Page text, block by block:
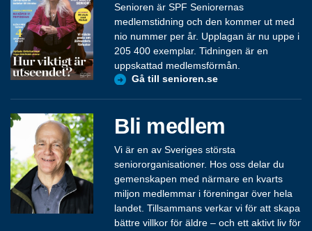
Senioren är SPF Seniorernas
medlemstidning och den kommer ut med
nio nummer per år. Upplagan är nu uppe i
205 400 exemplar. Tidningen är en
uppskattad medlemsförmån.
Gå till senioren.se
Bli medlem
Vi är en av Sveriges största
seniororganisationer. Hos oss delar du
gemenskapen med närmare en kvarts
miljon medlemmar i föreningar över hela
landet. Tillsammans verkar vi för att skapa
bättre villkor för äldre – och ett aktivt liv för